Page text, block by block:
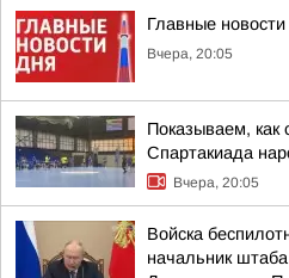
Главные новости
Вчера, 20:05
Показываем, как
Спартакиада
Вчера, 20:05
Войска
начальник